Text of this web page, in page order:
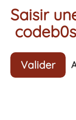
Saisir
Valider